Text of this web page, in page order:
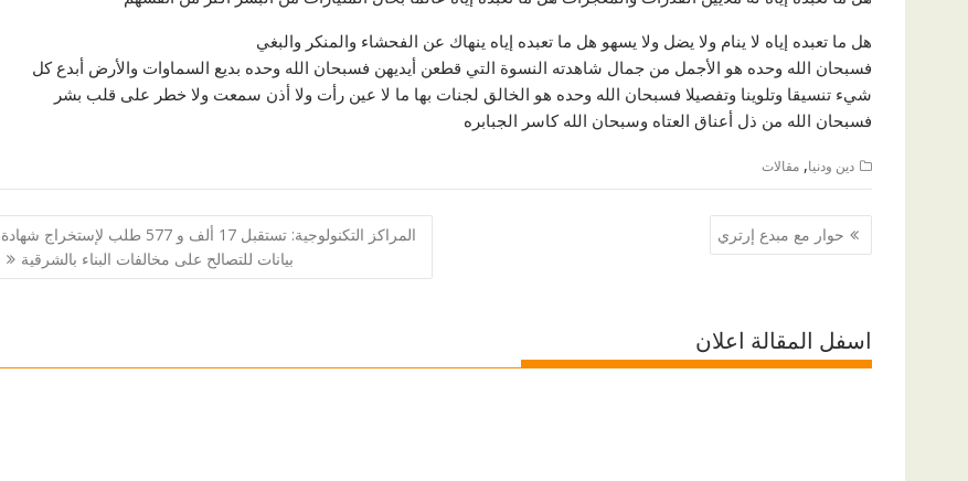
هل ما تعبده إياه لا ينام ولا يضل ولا يسهو هل ما تعبده إياه ينهاك عن الفحشاء والمنكر والبغي
فسبحان الله وحده هو الأجمل من جمال شاهدته النسوة التي قطعن أيديهن فسبحان الله وحده بديع السماوات والأرض أبدع كل
شيء تنسيقا وتلوينا وتفصيلا فسبحان الله وحده هو الخالق لجنات بها ما لا عين رأت ولا أذن سمعت ولا خطر على قلب بشر
فسبحان الله من ذل أعناق العتاه وسبحان الله كاسر الجبابره
دين ودنيا, مقالات
تصفّح
المقالات
حوار مع مبدع إرتري
المراكز التكنولوجية: تستقبل 17 ألف و 577 طلب لإستخراج شهادة
بيانات للتصالح على مخالفات البناء بالشرقية
اسفل المقالة اعلان